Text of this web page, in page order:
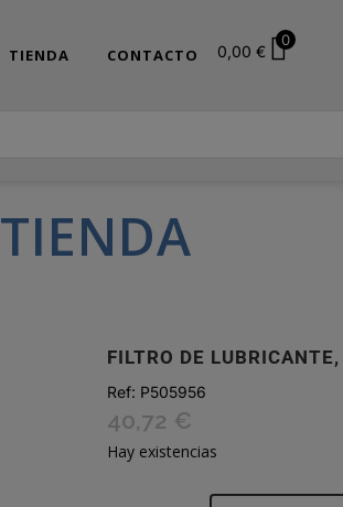
TIENDA CONTACTO 0,00 €
0
TIENDA
FILTRO DE
Ref: P505956
40,72 €
Hay existencias